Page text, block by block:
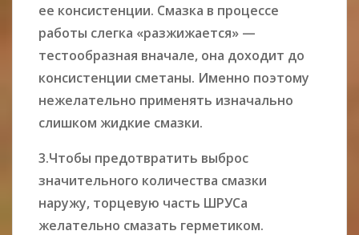
ее консистенции. Смазка в процессе
работы слегка «разжижается» —
тестообразная вначале, она доходит до
консистенции сметаны. Именно поэтому
нежелательно применять изначально
слишком жидкие смазки.
3.Чтобы предотвратить выброс
значительного количества смазки
наружу, торцевую часть ШРУСа
желательно смазать герметиком.